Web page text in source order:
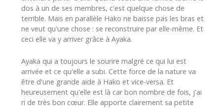
dos à un de ses membres, c'est quelque chose de
terrible. Mais en parallèle Hako ne baisse pas les bras et
ne veut qu'une chose : se reconstruire par elle-même. Et
ceci elle va y arriver grâce à Ayaka.
Ayaka qui a toujours le sourire malgré ce qui lui est
arrivée et ce qu'elle a subi. Cette force de la nature va
être d'une grande aide à Hako et vice-versa. Et
heureusement qu'elle est là car bon nombre de fois, j'ai
ri de très bon cœur. Elle apporte clairement sa petite